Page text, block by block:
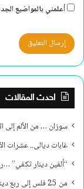
أعلمني بالمواضيع
احدث المقالات
سوزان … من الألم إلى
غابات ديالى.. عشرات
“ألفين دينار تكفي”
من 25 فلس إلى ربع دينار… حكاية صباح نوري ومقهى يجمع أهل ديالى